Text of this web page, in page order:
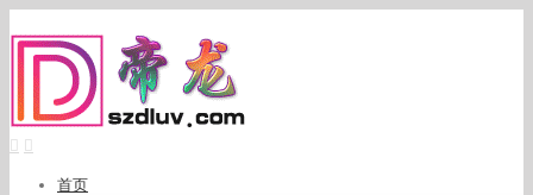
to
content
首页